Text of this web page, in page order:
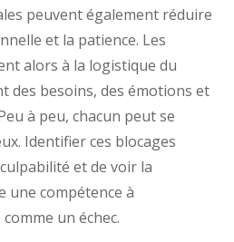
peuvent également réduire
et la patience. Les
alors à la logistique du
des besoins, des émotions et
à peu, chacun peut se
Identifier ces blocages
et de voir la
une compétence à
un échec.